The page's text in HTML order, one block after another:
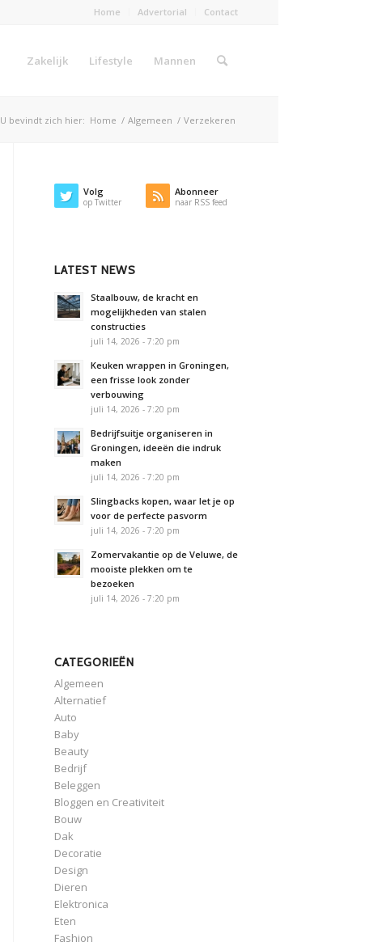
Home Advertorial Contact
Zakelijk Lifestyle Mannen
U bevindt zich hier: Home / Algemeen / Verzekeren
Volg
op Twitter
Abonneer
naar RSS feed
LATEST NEWS
Staalbouw, de kracht en
mogelijkheden van stalen
constructies
juli 14, 2026 - 7:20 pm
Keuken wrappen in Groningen,
een frisse look zonder
verbouwing
juli 14, 2026 - 7:20 pm
Bedrijfsuitje organiseren in
Groningen, ideeën die indruk
maken
juli 14, 2026 - 7:20 pm
Slingbacks kopen, waar let je op
voor de perfecte pasvorm
juli 14, 2026 - 7:20 pm
Zomervakantie op de Veluwe, de
mooiste plekken om te
bezoeken
juli 14, 2026 - 7:20 pm
CATEGORIEËN
Algemeen
Alternatief
Auto
Baby
Beauty
Bedrijf
Beleggen
Bloggen en Creativiteit
Bouw
Dak
Decoratie
Design
Dieren
Elektronica
Eten
Fashion